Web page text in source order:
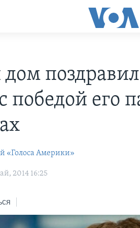
победой его
«Голоса Америки»
2014 16:25